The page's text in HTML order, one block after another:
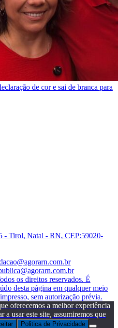
de cor e sai de branca para
- Tirol, Natal - RN, CEP:59020-
os direitos reservados. É
desta página em qualquer meio
sem autorização prévia.
oferecemos a melhor experiência
a usar este site, assumiremos que
Politica de Privacidade